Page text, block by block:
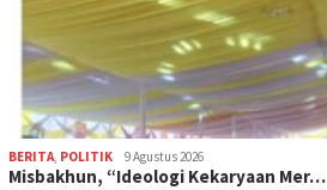
BERITA, POLITIK 9 Agustus 2026
Misbakhun, “Ideologi Kekaryaan Mer…